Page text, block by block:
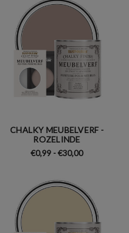
CHALKY MEUBELVERF -
ROZELINDE
€0,99 - €30,00